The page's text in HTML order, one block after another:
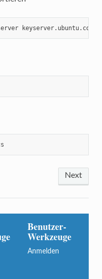
keyserver.ubuntu.com
Next
Benutzer-
Werkzeuge
Anmelden